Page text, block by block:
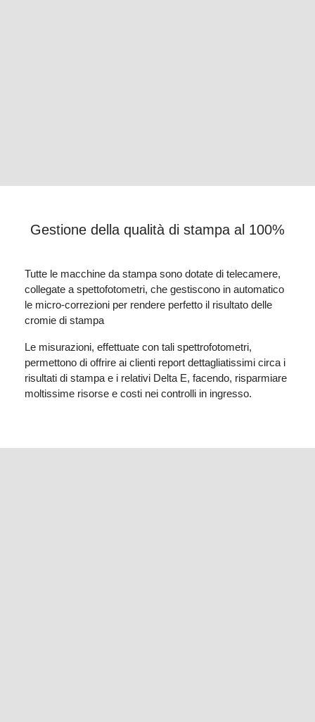
Gestione della qualità di stampa al 100%
Tutte le macchine da stampa sono dotate di telecamere,
collegate a spettofotometri, che gestiscono in automatico
le micro-correzioni per rendere perfetto il risultato delle
cromie di stampa
Le misurazioni, effettuate con tali spettrofotometri,
permettono di offrire ai clienti report dettagliatissimi circa i
risultati di stampa e i relativi Delta E, facendo, risparmiare
moltissime risorse e costi nei controlli in ingresso.